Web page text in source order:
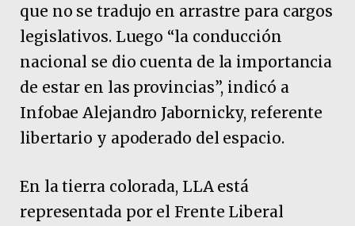
que no se tradujo en arrastre para cargos
legislativos. Luego “la conducción
nacional se dio cuenta de la importancia
de estar en las provincias”, indicó a
Infobae Alejandro Jabornicky, referente
libertario y apoderado del espacio.
En la tierra colorada, LLA está
representada por el Frente Liberal